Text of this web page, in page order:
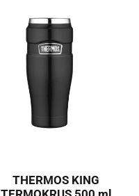
THERMOS KING